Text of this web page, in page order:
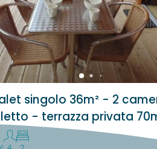
singolo 36m² - 2
- terrazza privata